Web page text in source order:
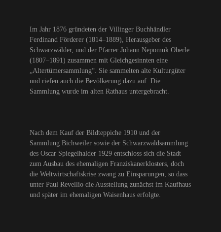
Im Jahr 1876 gründeten der Villinger Buchhändler
Ferdinand Förderer (1814–1889), Herausgeber des
Schwarzwälder, und der Pfarrer Johann Nepomuk Oberle
(1807–1891) zusammen mit Gleichgesinnten eine
„Altertümersammlung“. Sie sammelten alte Kulturgüter
und riefen auch die Bevölkerung dazu auf. Die
Sammlung wurde im alten Rathaus untergebracht.
Nach dem Kauf der Bildteppiche 1910 und der
Sammlung Bichweiler sowie der Schwarzwaldsammlung
des Oscar Spiegelhalder 1929 entschloss sich die Stadt
zum Ausbau des ehemaligen Franziskanerklosters, doch
die Weltwirtschaftskrise zwang zu Einsparungen, so dass
unter Paul Revellio die Ausstellung zunächst im Kaufhaus
und später im ehemaligen Waisenhaus erfolgte.